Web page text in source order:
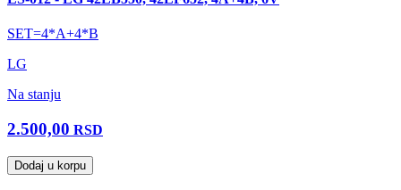
SET=4*A+4*B
LG
Na stanju
2.500,00 RSD
Dodaj u korpu